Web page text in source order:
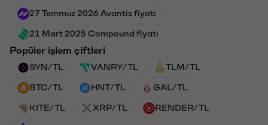
27 Temmuz 2026 Avantis fiyatı
21 Mart 2025 Compound fiyatı
Popüler işlem çiftleri
SYN/TL VANRY/TL TLM/TL
BTC/TL HNT/TL GAL/TL
KITE/TL XRP/TL RENDER/TL